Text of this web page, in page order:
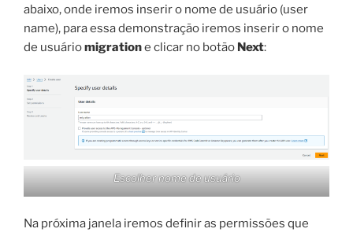
abaixo, onde iremos inserir o nome de usuário (user
name), para essa demonstração iremos inserir o nome
de usuáriomigratione clicar no botão Next:
Escolher nome de usuário
Na próxima janela iremos definir as permissões que